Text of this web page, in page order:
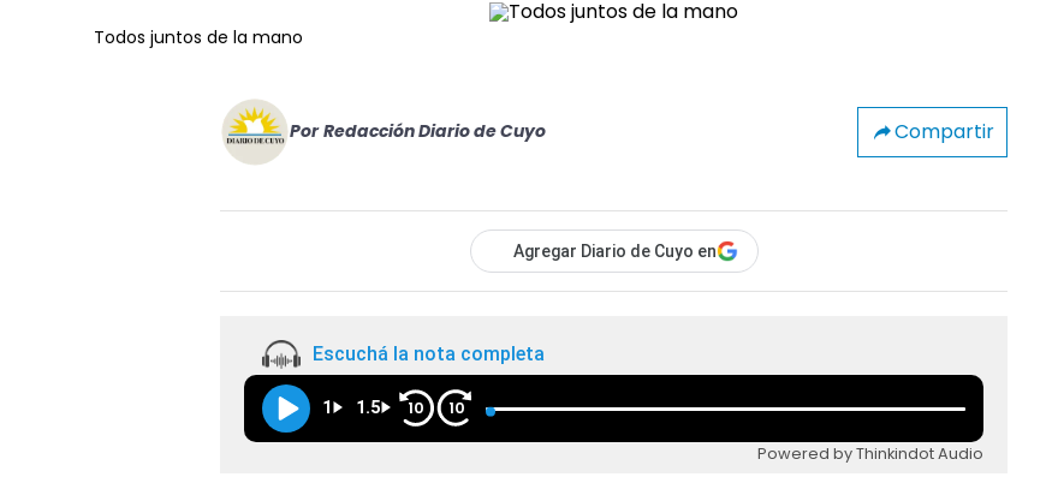
Todos juntos de la mano
Por Redacción Diario de Cuyo Compartir
Agregar Diario de Cuyo en
Escuchá la nota completa
1 1.5 10 10
Powered by Thinkindot Audio